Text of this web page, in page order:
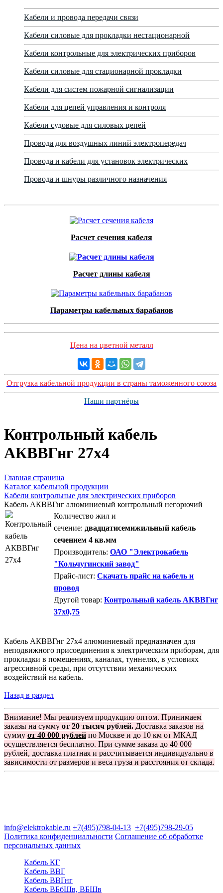
Кабели и провода передачи связи
Кабели силовые для прокладки нестационарной
Кабели контрольные для электрических приборов
Кабели силовые для стационарной прокладки
Кабели для систем пожарной сигнализации
Кабели для цепей управления и контроля
Кабели судовые для силовых цепей
Провода для воздушных линий электропередач
Провода и кабели для установок электрических
Провода и шнуры различного назначения
Расчет сечения кабеля
Расчет длины кабеля
Параметры кабельных барабанов
Цена на цветной металл
Отгрузка кабельной продукции в страны таможенного союза
Наши партнёры
Контрольный кабель
AКВВГнг 27х4
Главная страница
Каталог кабельной продукции
Кабели контрольные для электрических приборов
Кабель АКВВГнг алюминиевый контрольный негорючий
Количество жил и
сечение: двадцатисемижильный кабель
сечением 4 кв.мм
Производитель: ОАО "Электрокабель
"Кольчугинский завод"
Прайс-лист: Скачать прайс на кабель и
провод
Другой товар: Контрольный кабель АКВВГнг
37х0,75
Кабель АКВВГнг 27х4 алюминиевый предназначен для
неподвижного присоединения к электрическим приборам, для
прокладки в помещениях, каналах, туннелях, в условиях
агрессивной среды, при отсутствии механических
воздействий на кабель.
Назад в раздел
Внимание! Мы реализуем продукцию оптом. Принимаем
заказы на сумму от 20 тысяч рублей. Доставка заказов на
сумму от 40 000 рублей по Москве и до 10 км от МКАД
осуществляется бесплатно. При сумме заказа до 40 000
рублей, доставка платная и рассчитывается индивидуально в
зависимости от размеров и веса груза и расстояния от склада.
info@elektrokable.ru +7(495)798-04-13 +7(495)798-29-05
Политика конфиденциальности Соглашение об обработке
персональных данных
Кабель КГ
Кабель ВВГ
Кабель ВВГнг
Кабель ВБбШв, ВБШв